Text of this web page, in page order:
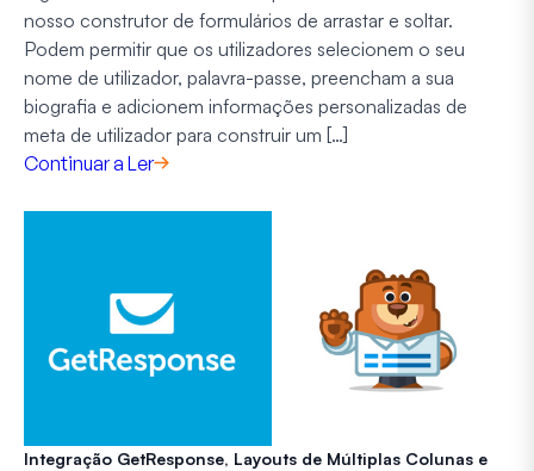
nosso construtor de formulários de arrastar e soltar.
Podem permitir que os utilizadores selecionem o seu
nome de utilizador, palavra-passe, preencham a sua
biografia e adicionem informações personalizadas de
meta de utilizador para construir um […]
Continuar a Ler
Integração GetResponse, Layouts de Múltiplas Colunas e